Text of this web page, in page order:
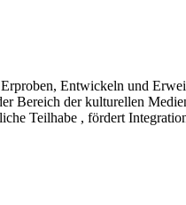
Entwickeln und
Bereich der kulturellen
Teilhabe , fördert